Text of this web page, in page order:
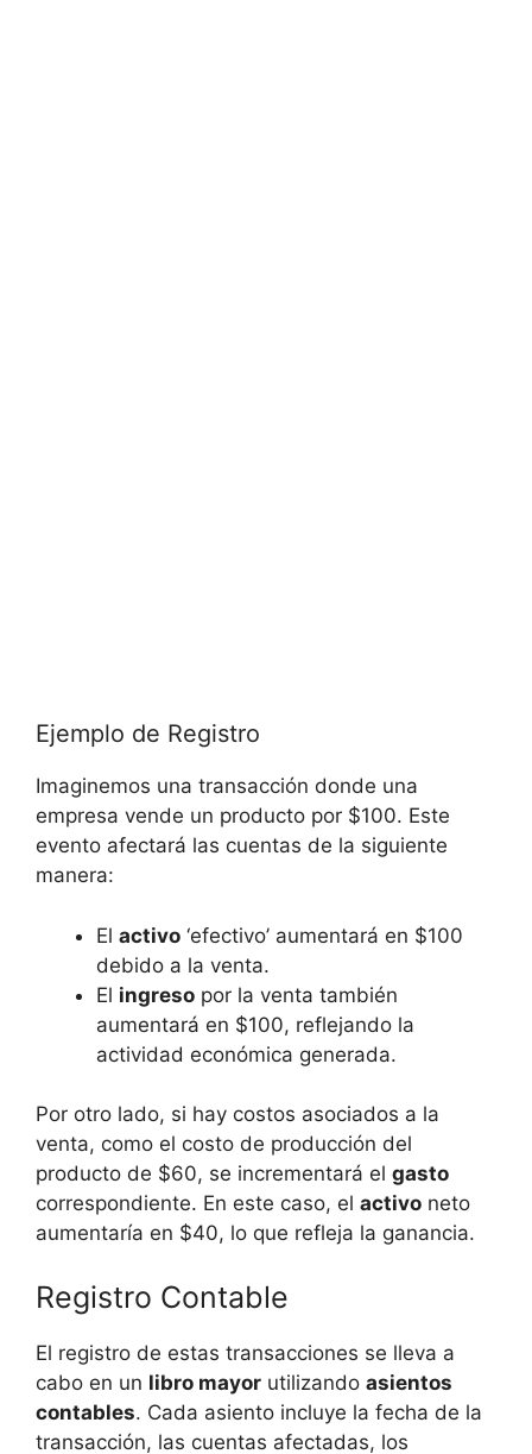
Ejemplo de Registro
Imaginemos una transacción donde una
empresa vende un producto por $100. Este
evento afectará las cuentas de la siguiente
manera:
El activo ‘efectivo’ aumentará en $100
debido a la venta.
El ingreso por la venta también
aumentará en $100, reflejando la
actividad económica generada.
Por otro lado, si hay costos asociados a la
venta, como el costo de producción del
producto de $60, se incrementará el gasto
correspondiente. En este caso, el activo neto
aumentaría en $40, lo que refleja la ganancia.
Registro Contable
El registro de estas transacciones se lleva a
cabo en un libro mayor utilizando asientos
contables. Cada asiento incluye la fecha de la
transacción, las cuentas afectadas, los